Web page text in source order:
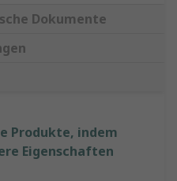
Dokumente
Produkte, indem
Eigenschaften